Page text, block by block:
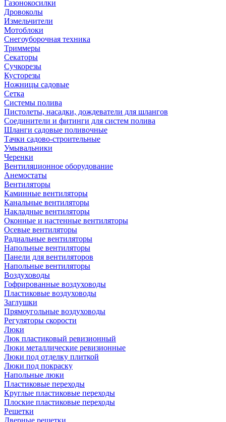
Газонокосилки
Дровоколы
Измельчители
Мотоблоки
Снегоуборочная техника
Триммеры
Секаторы
Сучкорезы
Кусторезы
Ножницы садовые
Сетка
Системы полива
Пистолеты, насадки, дождеватели для шлангов
Соединители и фитинги для систем полива
Шланги садовые поливочные
Тачки садово-строительные
Умывальники
Черенки
Вентиляционное оборудование
Анемостаты
Вентиляторы
Каминные вентиляторы
Канальные вентиляторы
Накладные вентиляторы
Оконные и настенные вентиляторы
Осевые вентиляторы
Радиальные вентиляторы
Напольные вентиляторы
Панели для вентиляторов
Напольные вентиляторы
Воздуховоды
Гофрированные воздуховоды
Пластиковые воздуховоды
Заглушки
Прямоугольные воздуховоды
Регуляторы скорости
Люки
Люк пластиковый ревизионный
Люки металлические ревизионные
Люки под отделку плиткой
Люки под покраску
Напольные люки
Пластиковые переходы
Круглые пластиковые переходы
Плоские пластиковые переходы
Решетки
Дверные решетки